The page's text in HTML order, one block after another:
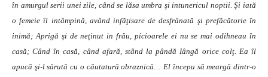
în amurgul serii unei zile, când se lăsa umbra şi intunericul noptii. Şi iată
o femeie îl intâmpină, având infăţisare de desfrânată şi prefăcătorie în
inimă; Aprigă şi de neţinut in frâu, picioarele ei nu se mai odihneau în
casă; Când în casă, când afară, stând la pândă Iângă orice colţ. Ea îl
apucă şi-l sărută cu o căutatură obraznică… El începu să meargă dintr-o